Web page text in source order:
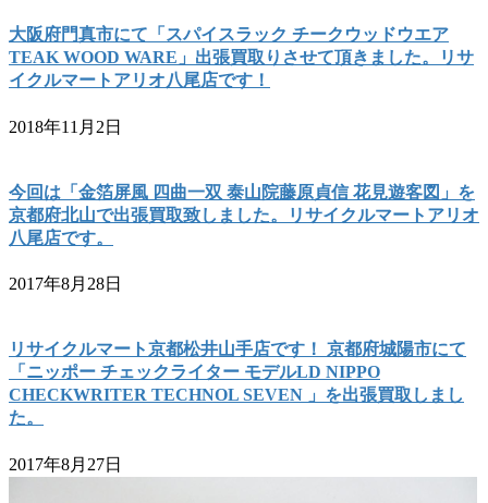
大阪府門真市にて「スパイスラック チークウッドウエア
TEAK WOOD WARE」出張買取りさせて頂きました。リサ
イクルマートアリオ八尾店です！
2018年11月2日
今回は「金箔屏風 四曲一双 泰山院藤原貞信 花見遊客図」を
京都府北山で出張買取致しました。リサイクルマートアリオ
八尾店です。
2017年8月28日
リサイクルマート京都松井山手店です！ 京都府城陽市にて
「ニッポー チェックライター モデルLD NIPPO
CHECKWRITER TECHNOL SEVEN 」を出張買取しまし
た。
2017年8月27日